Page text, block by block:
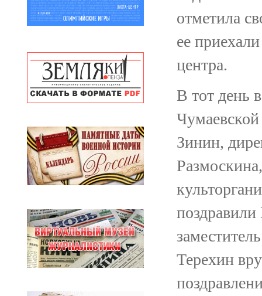
отметила
ее
центра.
В тот день
Зинин,
Терехин